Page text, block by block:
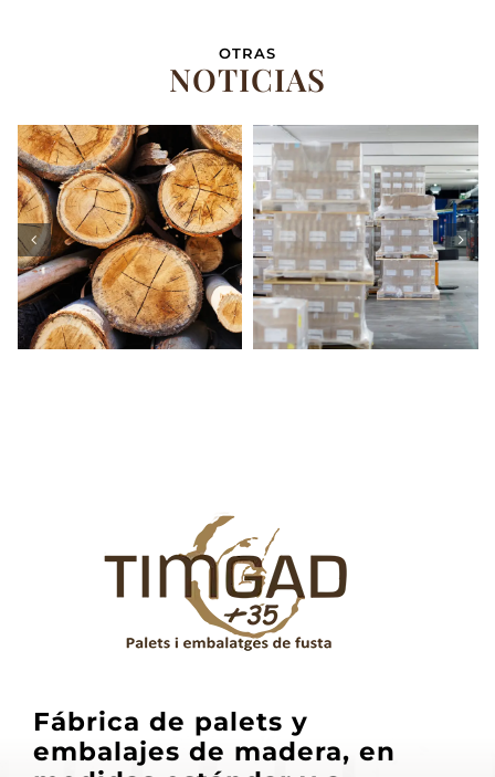
OTRAS
NOTICIAS
El índice europeo
HPE confirma
que el precio de
la madera
continua
subiendo durante
el 2026
TIMGAD se
prepara para el
nuevo
Reglamento
Europeo de
envases (PPWR)
Fábrica de palets y
embalajes de madera, en